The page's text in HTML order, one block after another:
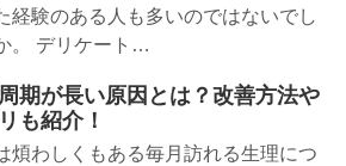
経験のある人も多いのではないでし
。 デリケート…
期が長い原因とは？改善方法や
も紹介！
煩わしくもある毎月訪れる生理につ